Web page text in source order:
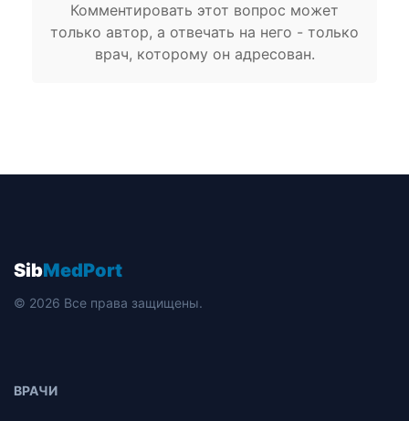
Комментировать этот вопрос может
только автор, а отвечать на него - только
врач, которому он адресован.
SibMedPort
© 2026 Все права защищены.
ВРАЧИ